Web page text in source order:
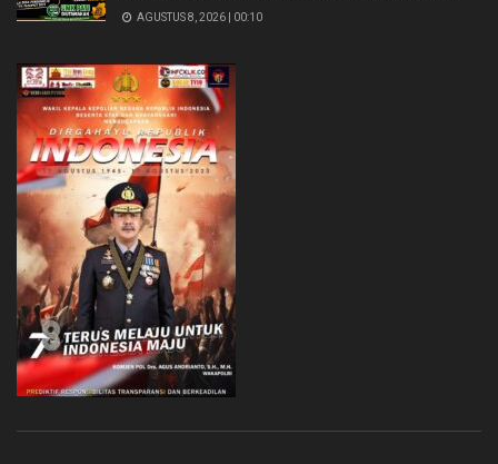
AGUSTUS 8, 2026 | 00:10